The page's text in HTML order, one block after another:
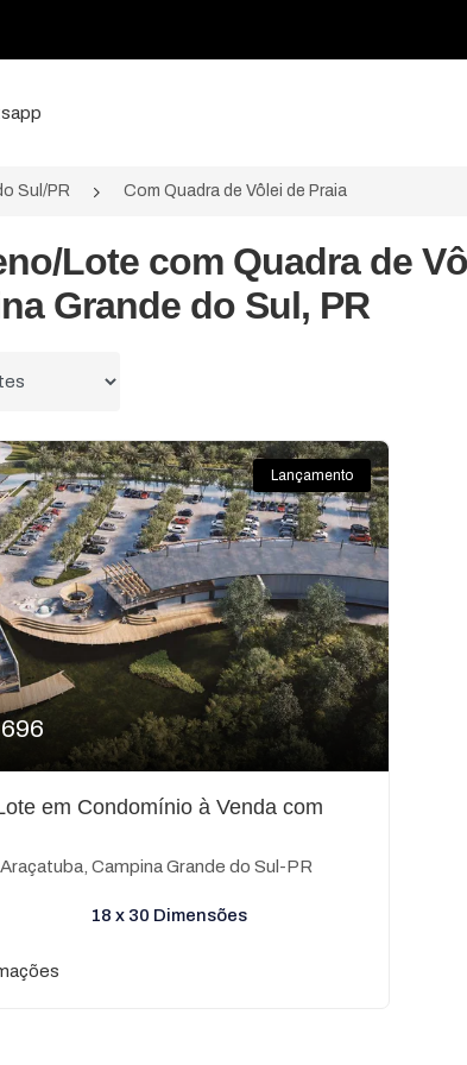
Sul/PR Com Quadra de Vôlei de Praia
Lote com Quadra de
Grande do Sul, PR
Lançamento
em Condomínio à Venda com
Campina Grande do Sul-PR
18 x 30 Dimensões